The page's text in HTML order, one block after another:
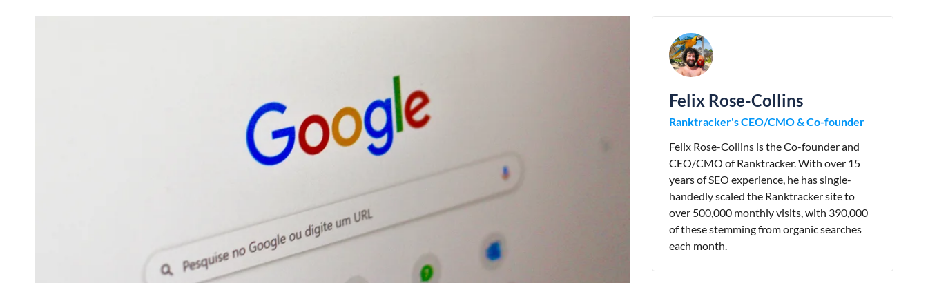
Felix Rose-Collins
Ranktracker's CEO/CMO & Co-founder
Felix Rose-Collins is the Co-founder and
CEO/CMO of Ranktracker. With over 15
years of SEO experience, he has single-
handedly scaled the Ranktracker site to
over 500,000 monthly visits, with 390,000
of these stemming from organic searches
each month.